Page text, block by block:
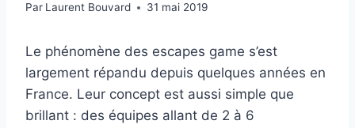
Par Laurent Bouvard 31 mai 2019
Le phénomène des escapes game s’est
largement répandu depuis quelques années en
France. Leur concept est aussi simple que
brillant : des équipes allant de 2 à 6